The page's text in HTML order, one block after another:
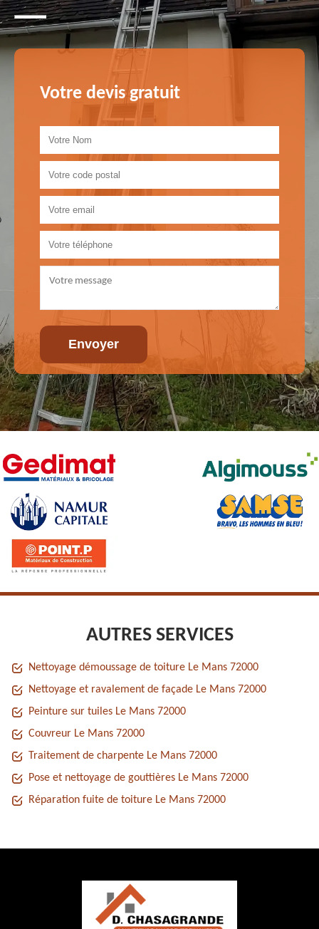
Votre devis gratuit
AUTRES SERVICES
Nettoyage démoussage de toiture Le Mans 72000
Nettoyage et ravalement de façade Le Mans 72000
Peinture sur tuiles Le Mans 72000
Couvreur Le Mans 72000
Traitement de charpente Le Mans 72000
Pose et nettoyage de gouttières Le Mans 72000
Réparation fuite de toiture Le Mans 72000